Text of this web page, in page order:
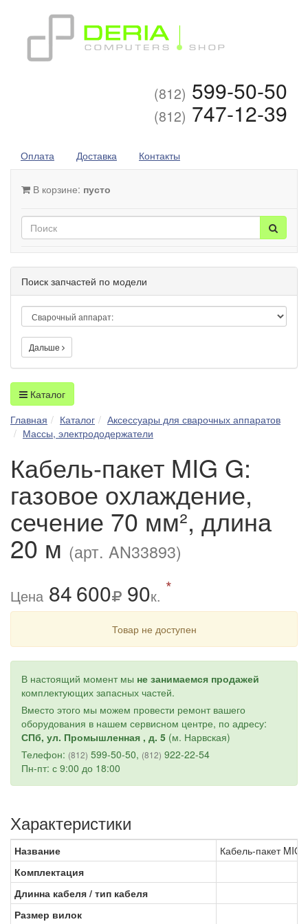
(812) 599-50-50
(812) 747-12-39
Оплата Доставка Контакты
В корзине: пусто
Поиск запчастей по модели
Дальше
Каталог
Главная
Каталог
Аксессуары для сварочных аппаратов
Массы, электрододержатели
Кабель-пакет MIG G:
газовое охлаждение,
сечение 70 мм², длина
20 м (арт. AN33893)
Цена 84600 90к. *
Товар не доступен
В настоящий момент мы не занимаемся продажей
комплектующих запасных частей.
Вместо этого мы можем провести ремонт вашего
оборудования в нашем сервисном центре, по адресу:
СПб, ул. Промышленная , д. 5 (м. Нарвская)
Телефон: (812) 599-50-50, (812) 922-22-54
Пн-пт: с 9:00 до 18:00
Характеристики
Название
Кабель-пакет
Комплектация
Длинна кабеля / тип кабеля
Размер вилок